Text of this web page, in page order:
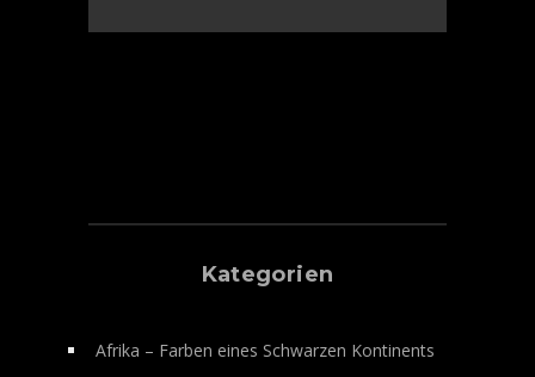
Kategorien
Afrika – Farben eines Schwarzen Kontinents